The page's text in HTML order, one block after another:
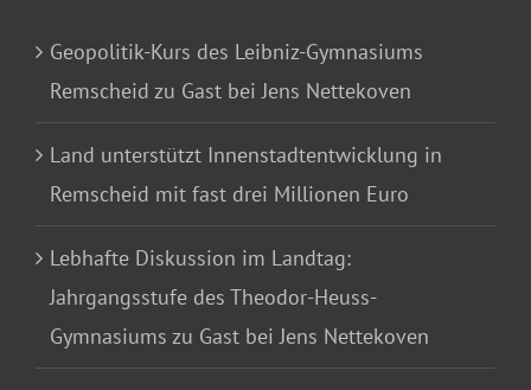
Geopolitik-Kurs des Leibniz-Gymnasiums
Remscheid zu Gast bei Jens Nettekoven
Land unterstützt Innenstadtentwicklung in
Remscheid mit fast drei Millionen Euro
Lebhafte Diskussion im Landtag:
Jahrgangsstufe des Theodor-Heuss-
Gymnasiums zu Gast bei Jens Nettekoven